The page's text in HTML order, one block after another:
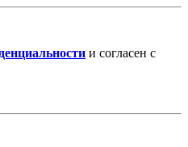
и согласен с